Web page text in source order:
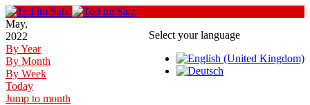
Select your language
May,
2022
By Year
By Month
By Week
Today
Jump to month